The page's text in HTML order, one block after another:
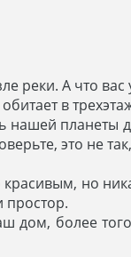
реки. А что вас
в
нашей
это не
но
простор.
дом, более